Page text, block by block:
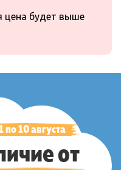
цена будет выше
по10августа
от